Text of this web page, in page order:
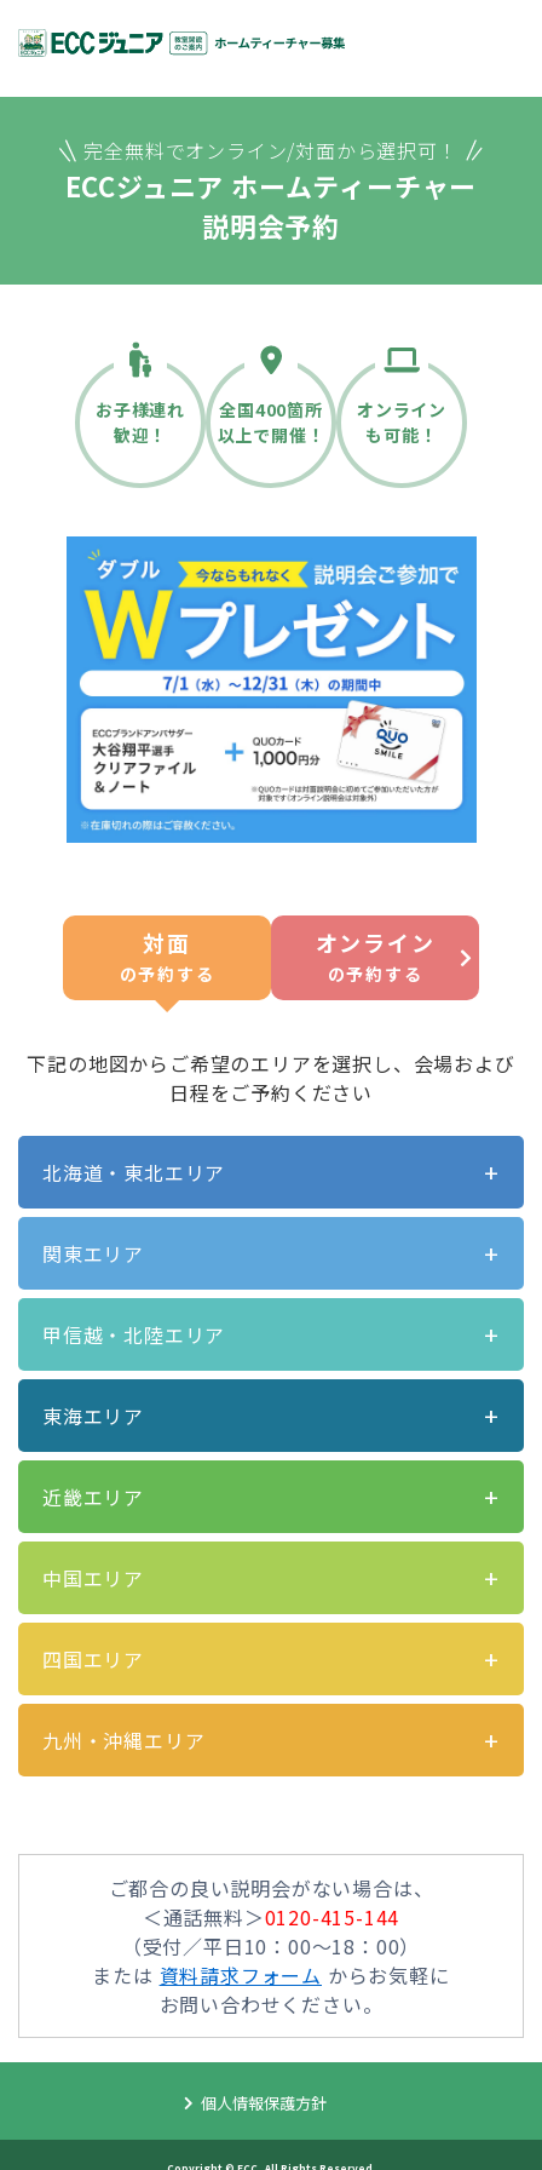
完全無料でオンライン/対面から選択可！
ECCジュニア ホームティーチャー
説明会予約
お子様連れ
歓迎！
全国400箇所
以上で開催！
オンライン
も可能！
対面
の予約する
オンライン
の予約する
下記の地図からご希望のエリアを選択し、会場および
日程をご予約ください
北海道・東北エリア
関東エリア
甲信越・北陸エリア
東海エリア
近畿エリア
中国エリア
四国エリア
九州・沖縄エリア
ご都合の良い説明会がない場合は、
＜通話無料＞0120-415-144
（受付／平日10：00～18：00）
または 資料請求フォーム からお気軽に
お問い合わせください。
個人情報保護方針